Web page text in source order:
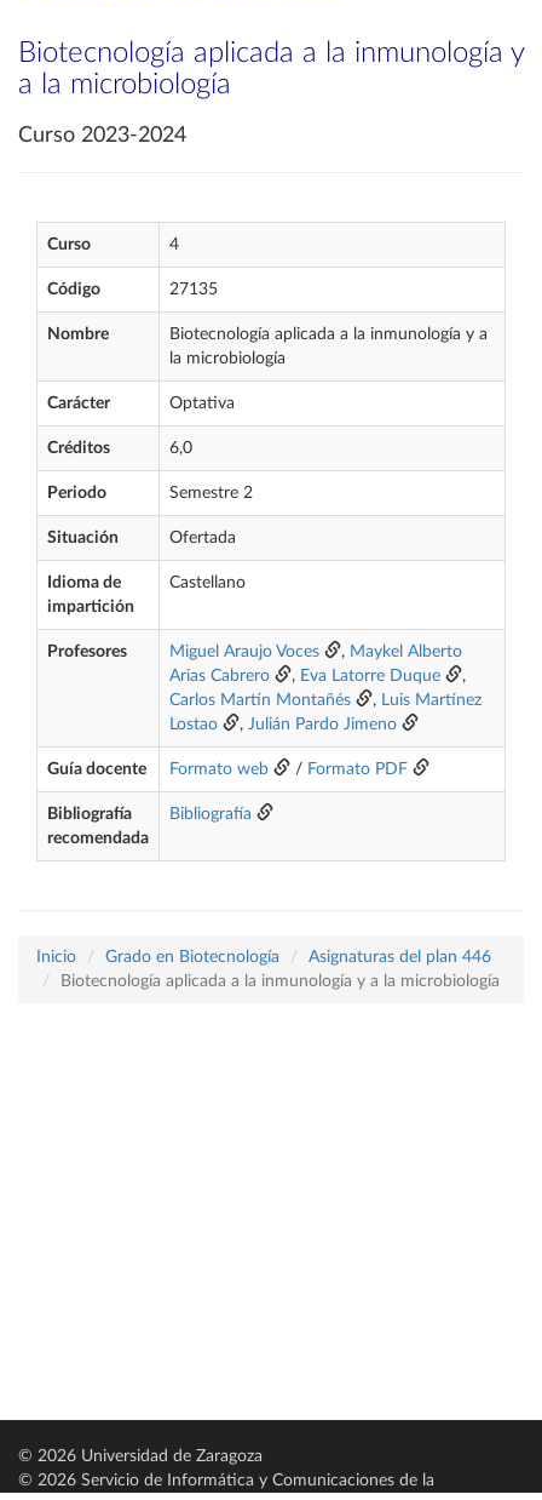
Biotecnología aplicada a la inmunología y
a la microbiología
Curso 2023-2024
Curso 4
Código 27135
Nombre
Biotecnología aplicada a la inmunología y a
la microbiología
Carácter Optativa
Créditos 6,0
Periodo Semestre 2
Situación Ofertada
Idioma de
impartición
Castellano
Profesores Miguel Araujo Voces , Maykel Alberto
Arias Cabrero
, Eva Latorre Duque
,
Carlos Martín Montañés
, Luis Martínez
Lostao
, Julián Pardo Jimeno
Guía docente Formato web / Formato PDF
Bibliografía
recomendada
Bibliografía
Inicio Grado en Biotecnología
Asignaturas del plan 446
Biotecnología aplicada a la inmunología y a la microbiología
© 2026 Universidad de Zaragoza
© 2026 Servicio de Informática y Comunicaciones de la